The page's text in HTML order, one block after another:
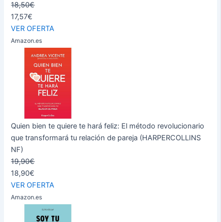
18,50€
17,57€
VER OFERTA
Amazon.es
Quien bien te quiere te hará feliz: El método revolucionario
que transformará tu relación de pareja (HARPERCOLLINS
NF)
19,90€
18,90€
VER OFERTA
Amazon.es